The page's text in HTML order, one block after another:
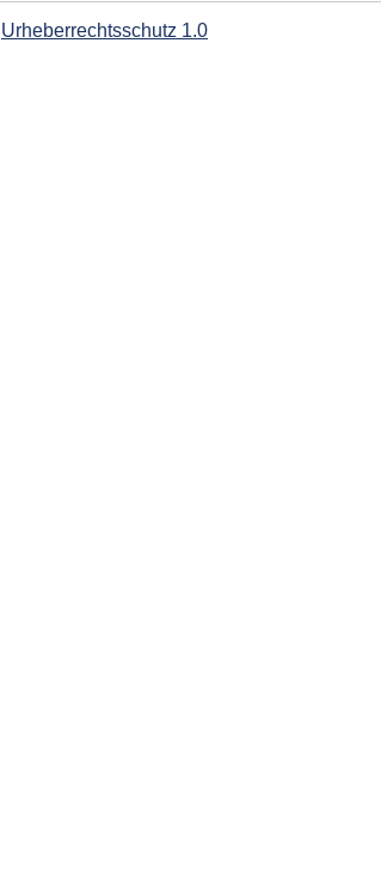
Urheberrechtsschutz 1.0